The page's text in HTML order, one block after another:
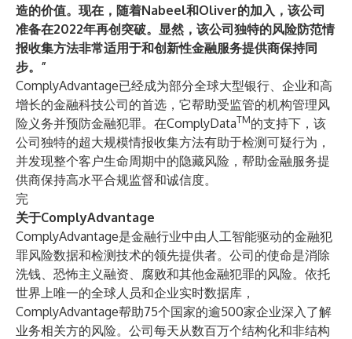
造的价值。现在，随着Nabeel和Oliver的加入，该公司
准备在2022年再创突破。显然，该公司独特的风险防范情
报收集方法非常适用于和创新性金融服务提供商保持同
步。”
ComplyAdvantage已经成为部分全球大型银行、企业和高
增长的金融科技公司的首选，它帮助受监管的机构管理风
险义务并预防金融犯罪。在ComplyDataTM的支持下，该
公司独特的超大规模情报收集方法有助于检测可疑行为，
并发现整个客户生命周期中的隐藏风险，帮助金融服务提
供商保持高水平合规监督和诚信度。
完
关于ComplyAdvantage
ComplyAdvantage是金融行业中由人工智能驱动的金融犯
罪风险数据和检测技术的领先提供者。公司的使命是消除
洗钱、恐怖主义融资、腐败和其他金融犯罪的风险。依托
世界上唯一的全球人员和企业实时数据库，
ComplyAdvantage帮助75个国家的逾500家企业深入了解
业务相关方的风险。公司每天从数百万个结构化和非结构